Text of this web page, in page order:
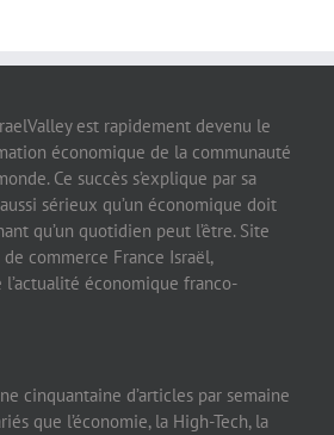
est rapidement devenu le
économique de la communauté
Ce succès s’explique par sa
sérieux qu’un économique doit
qu’un quotidien peut l’être. Site
commerce France Israël,
l’actualité économique franco-
cinquantaine d’articles par semaine
que l’économie, la High-Tech, la